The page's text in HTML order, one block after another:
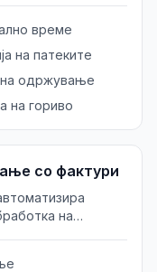
време
на патеките
одржување
на гориво
со фактури
на